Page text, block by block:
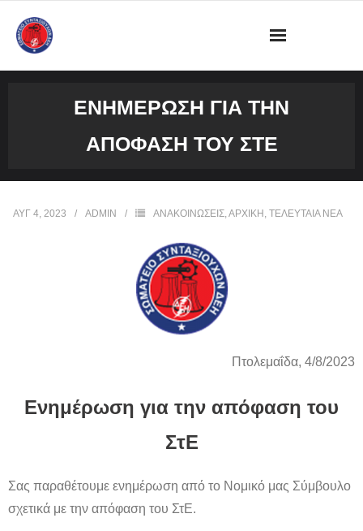
ΕΓΓΡΑΦΑ
ΕΝΗΜΈΡΩΣΗ ΓΙΑ ΤΗΝ
ΑΠΌΦΑΣΗ ΤΟΥ ΣΤΕ
ΑΥΓ 4, 2023 ADMIN ΑΝΑΚΟΙΝΩΣΕΙΣ,ΑΡΧΙΚΗ , ΤΕΛΕΥΤΑΙΑ ΝΕΑ
Πτολεμαΐδα, 4/8/2023
Ενημέρωση για την απόφαση του
ΣτΕ
Σας παραθέτουμε ενημέρωση από το Νομικό μας Σύμβουλο
σχετικά με την απόφαση του ΣτΕ.